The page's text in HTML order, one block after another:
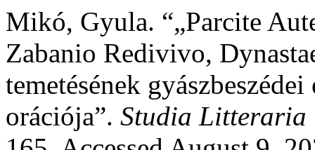
Mikó, Gyula. “„Parcite
Zabanio Redivivo,
temetésének
orációja”. Studia Litteraria